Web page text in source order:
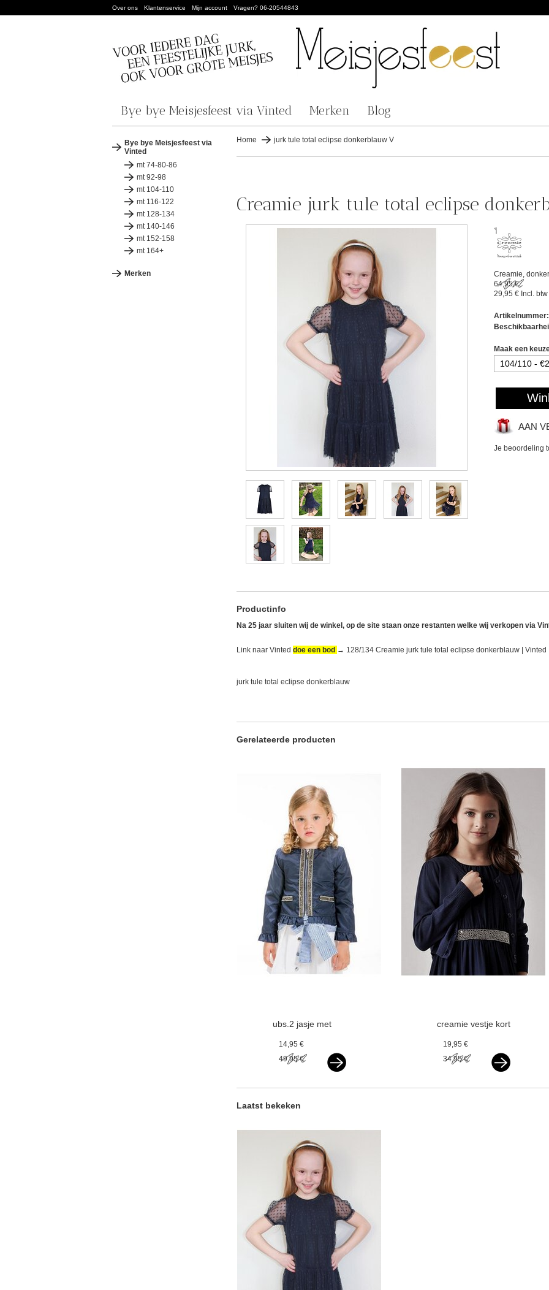
Over ons Klantenservice Mijn account Vragen? 06-20544843
Bye bye Meisjesfeest via Vinted Merken Blog
Bye bye Meisjesfeest via
Vinted
mt 74-80-86
mt 92-98
mt 104-110
mt 116-122
mt 128-134
mt 140-146
mt 152-158
mt 164+
Merken
Home jurk tule total eclipse donkerblauw V
Creamie jurk tule total eclipse
Creamie,
64,95 €
29,95 € Incl. btw
Artikelnummer:
Maak een
AAN
Je beoordeling
Productinfo
Na 25 jaar sluiten wij de winkel, op de site staan onze restanten welke wij verkopen via
Link naar Vinted doe een bod → 128/134 Creamie jurk tule total eclipse donkerblauw | Vinted
jurk tule total eclipse donkerblauw
Gerelateerde producten
ubs.2 jasje met
donkerblauw v
14,95 €
49,95 €
creamie vestje kort
donkerblauw v
19,95 €
34,95 €
Laatst bekeken